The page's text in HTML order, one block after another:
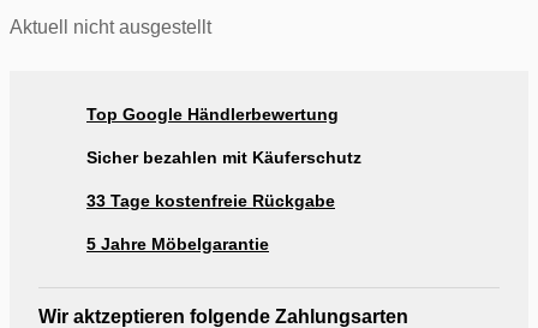
Aktuell nicht ausgestellt
Top Google Händlerbewertung
Sicher bezahlen mit Käuferschutz
33 Tage kostenfreie Rückgabe
5 Jahre Möbelgarantie
Wir aktzeptieren folgende Zahlungsarten